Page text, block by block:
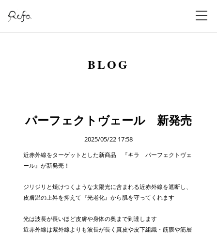
BLOG
パーフェクトヴェール 新発売
2025/05/22 17:58
近赤外線をターゲットとした新商品 『キラ パーフェクトヴェ
ール』が新発売！
ジリジリと焼けつくような太陽光に含まれる近赤外線を遮断し、
皮膚温の上昇を抑えて『光老化』から肌を守ってくれます
光は波長が長いほど皮膚や身体の奥まで到達します
近赤外線は紫外線よりも波長が長く真皮や皮下組織・筋膜や筋層